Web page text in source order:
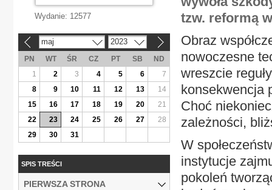
tzw. reformą
Obraz
nowoczesne
wreszcie
konsekwencja
Choć
zależności,
W
instytucje
pokoleń
Wydanie: 12577
maj 2023
PN WT ŚR CZ PT SB
ND
1
2 3 4 5 6
7
8
9 10 11 12 13
14
15
16 17 18 19 20
21
22
23 24 25 26 27
28
29
30 31
SPIS TREŚCI
PIERWSZA STRONA